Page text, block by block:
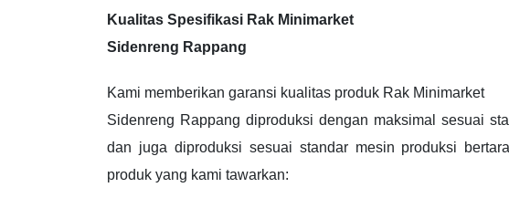
Kualitas Spesifikasi Rak Minimarket
Sidenreng Rappang
Kami memberikan garansi kualitas produk Rak Minimarket
Sidenreng Rappang diproduksi dengan maksimal sesuai
dan juga diproduksi sesuai standar mesin produksi
produk yang kami tawarkan: